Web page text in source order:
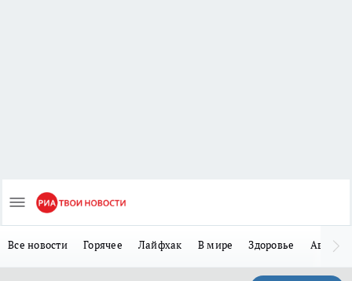
Все новости Горячее Лайфхак В мире Здоровье Авто